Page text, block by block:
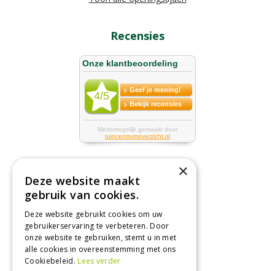
Recensies
Tuincentrum
Nieuws
Tuintips
Tuincentrum
×
Deze website maakt
gebruik van cookies.
Deze website gebruikt cookies om uw
gebruikerservaring te verbeteren. Door
onze website te gebruiken, stemt u in met
alle cookies in overeenstemming met ons
Cookiebeleid.Lees verder